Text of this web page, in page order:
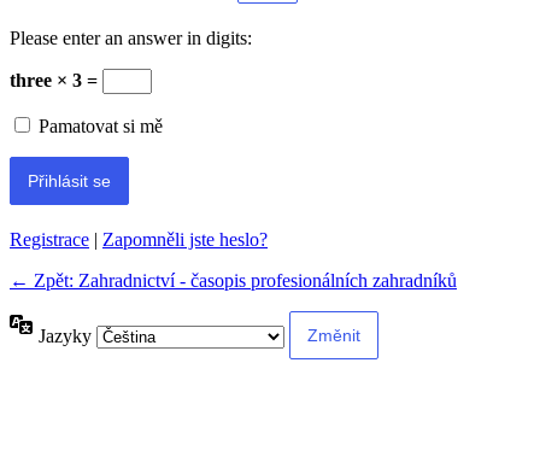
Please enter an answer in digits:
three × 3 =
Pamatovat si mě
Registrace | Zapomněli jste heslo?
← Zpět: Zahradnictví - časopis profesionálních zahradníků
Jazyky